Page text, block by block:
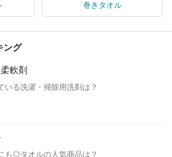
巻きタオル
ング
軟剤
いる洗濯・掃除用洗剤は？
も◎タオルの人気商品は？